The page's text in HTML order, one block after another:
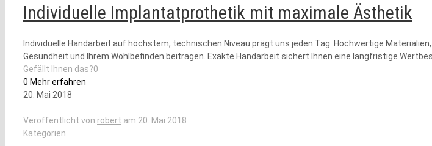
Individuelle Implantatprothetik mit maximale Ästhetik
Individuelle Handarbeit auf höchstem, technischen Niveau prägt uns jeden Tag. Hochwertige
Gesundheit und Ihrem Wohlbefinden beitragen. Exakte Handarbeit sichert Ihnen eine langfristige
Gefällt Ihnen das?0
0 Mehr erfahren
20. Mai 2018
Veröffentlicht von robert am 20. Mai 2018
Kategorien